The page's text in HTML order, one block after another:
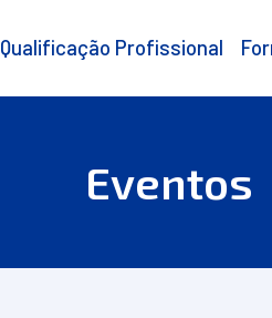
Qualificação Profissional
Eventos